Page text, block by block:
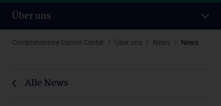
Über uns
Comprehensive Cancer Center Über uns News News
Alle News